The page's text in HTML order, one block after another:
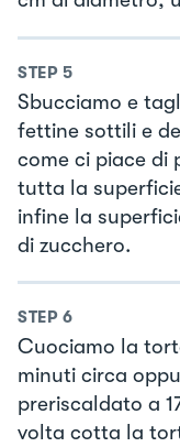
STEP 5
Sbucciamo e
fettine sottili e
come ci piace di
tutta la
infine la
di zucchero.
STEP 6
Cuociamo la
minuti circa
preriscaldato a
volta cotta la